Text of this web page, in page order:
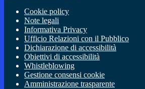
Cookie policy
Note legali
Informativa Privacy
Ufficio Relazioni con il Pubblico
Dichiarazione di accessibilità
Obiettivi di accessibilità
Whistleblowing
Gestione consensi cookie
Amministrazione trasparente